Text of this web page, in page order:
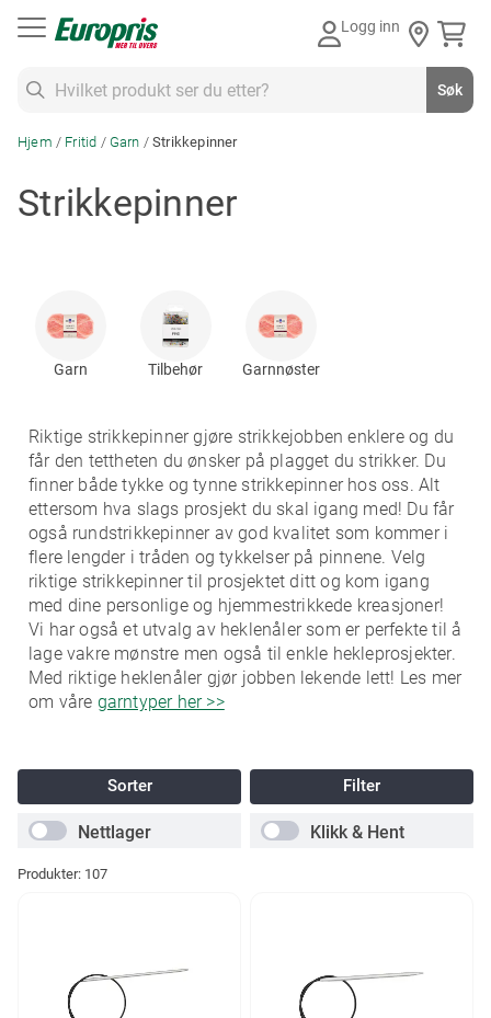
Logg inn
Søk
Hjem Fritid Garn Strikkepinner
Strikkepinner
Garn Tilbehør Garnnøster
Riktige strikkepinner gjøre strikkejobben enklere og du
får den tettheten du ønsker på plagget du strikker. Du
finner både tykke og tynne strikkepinner hos oss. Alt
ettersom hva slags prosjekt du skal igang med! Du får
også rundstrikkepinner av god kvalitet som kommer i
flere lengder i tråden og tykkelser på pinnene. Velg
riktige strikkepinner til prosjektet ditt og kom igang
med dine personlige og hjemmestrikkede kreasjoner!
Vi har også et utvalg av heklenåler som er perfekte til å
lage vakre mønstre men også til enkle hekleprosjekter.
Med riktige heklenåler gjør jobben lekende lett! Les mer
om våre garntyper her >>
Nettlager Klikk & Hent
Produkter: 107
Filter
Sorter